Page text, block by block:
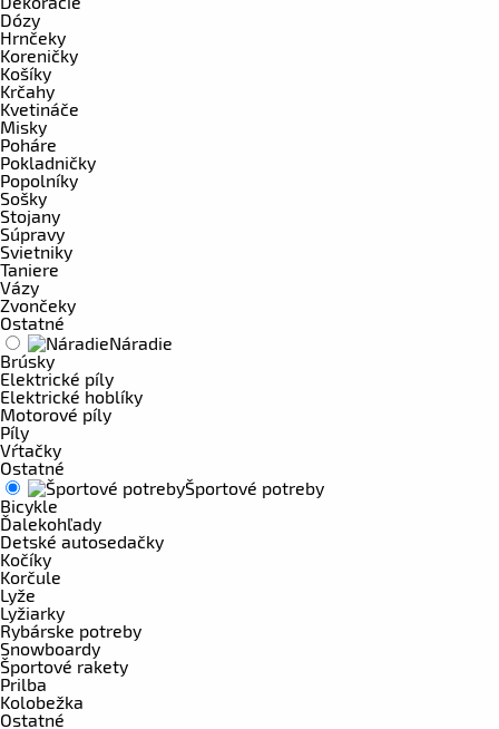
Dózy
Hrnčeky
Koreničky
Košíky
Krčahy
Kvetináče
Misky
Poháre
Pokladničky
Popolníky
Sošky
Stojany
Súpravy
Svietniky
Taniere
Vázy
Zvončeky
Ostatné
Náradie
Brúsky
Elektrické píly
Elektrické hoblíky
Motorové píly
Píly
Vŕtačky
Ostatné
Športové potreby
Bicykle
Ďalekohľady
Detské autosedačky
Kočíky
Korčule
Lyže
Lyžiarky
Rybárske potreby
Snowboardy
Športové rakety
Prilba
Kolobežka
Ostatné